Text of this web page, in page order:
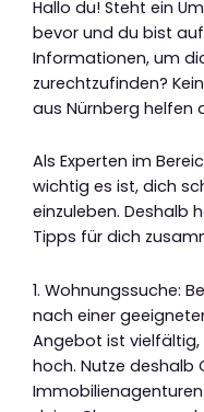
Hallo du! Steht ein
bevor und du bist
Informationen, um
zurechtzufinden?
aus Nürnberg helfen
Als Experten im
wichtig es ist, dich
einzuleben. Deshalb
Tipps für dich
1. Wohnungssuche:
nach einer
Angebot ist
hoch. Nutze deshalb